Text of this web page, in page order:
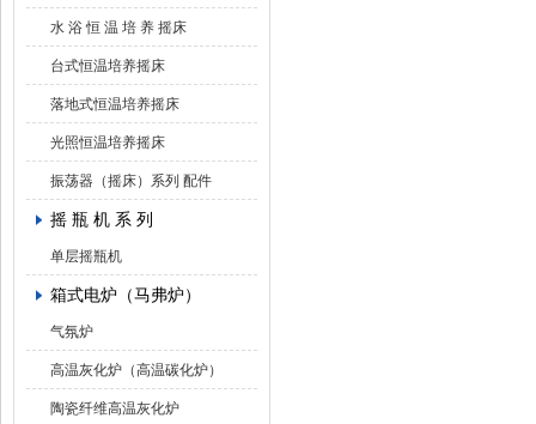
水 浴 恒 温 培 养 摇床
台式恒温培养摇床
落地式恒温培养摇床
光照恒温培养摇床
振荡器（摇床）系列 配件
摇 瓶 机 系 列
单层摇瓶机
箱式电炉（马弗炉）
气氛炉
高温灰化炉（高温碳化炉）
陶瓷纤维高温灰化炉